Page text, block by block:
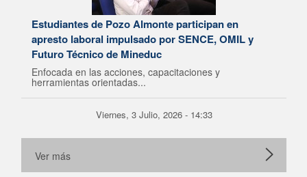
Estudiantes de Pozo Almonte participan en
apresto laboral impulsado por SENCE, OMIL y
Futuro Técnico de Mineduc
Enfocada en las acciones, capacitaciones y
herramientas orientadas...
Viernes, 3 Julio, 2026 - 14:33
Ver más